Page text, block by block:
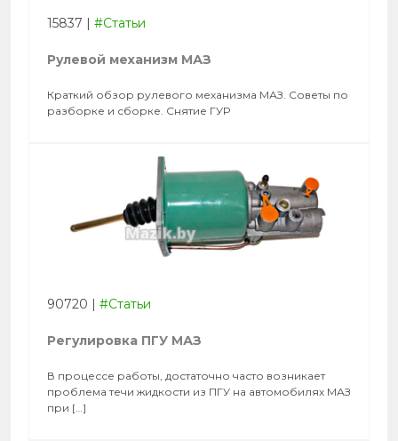
15837 | #Статьи
Рулевой механизм МАЗ
Краткий обзор рулевого механизма МАЗ. Советы по
разборке и сборке. Снятие ГУР
90720 | #Статьи
Регулировка ПГУ МАЗ
В процессе работы, достаточно часто возникает
проблема течи жидкости из ПГУ на автомобилях МАЗ
при […]